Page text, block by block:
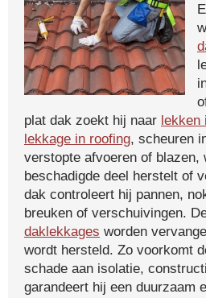
plat dak zoekt hij naar lekken
lekkage in roofing, scheuren
verstopte afvoeren of blazen,
beschadigde deel herstelt of
dak controleert hij pannen,
breuken of verschuivingen.
daklekkages worden
wordt hersteld. Zo voorkomt
schade aan isolatie,
garandeert hij een duurzaam